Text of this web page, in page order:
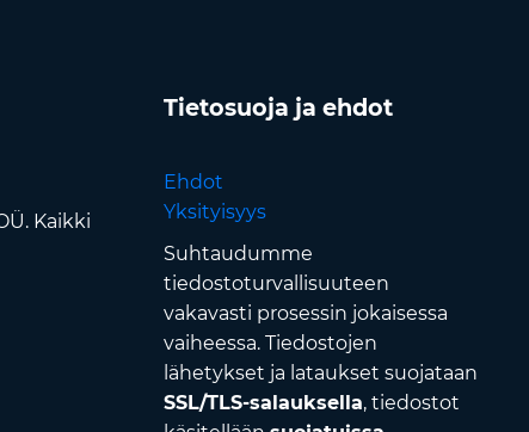
Kaikki
Tietosuoja ja ehdot
Ehdot
Yksityisyys
Suhtaudumme
tiedostoturvallisuuteen
vakavasti prosessin jokaisessa
vaiheessa. Tiedostojen
lähetykset ja lataukset suojataan
SSL/TLS-salauksella, tiedostot